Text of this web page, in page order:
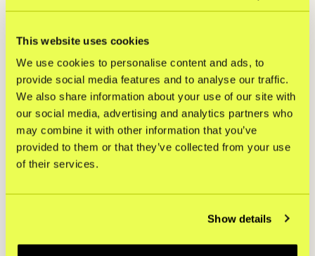
This website uses cookies
We use cookies to personalise content and ads, to
provide social media features and to analyse our traffic.
We also share information about your use of our site with
our social media, advertising and analytics partners who
may combine it with other information that you’ve
provided to them or that they’ve collected from your use
of their services.
Show details
Checkoutin asiakkaat säilyttävät hintansa,
tehokkaamman kassaratkaisun sekä
Toivotamme Vipps MobilePay Checkout
kauppiaat lämpimästi tervetulleiksi
Kustomille, sanoo Kamjar Hajabdolahi.
Lehdistötiedustelut:
Julia Grönstedt